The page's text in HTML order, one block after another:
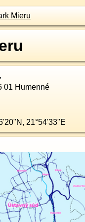
Mieru
01 Humenné
, 21°54'33"E